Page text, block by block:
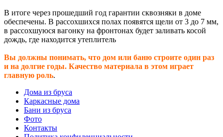
В итоге через прошедший год гарантии сквозняки в доме
обеспечены. В рассохшихся полах появятся щели от 3 до 7 мм,
в рассохшуюся вагонку на фронтонах будет заливать косой
дождь, где находится утеплитель
Вы должны понимать, что дом или баню строите один раз
и на долгие годы. Качество материала в этом играет
главную роль.
Дома из бруса
Каркасные дома
Бани из бруса
Фото
Контакты